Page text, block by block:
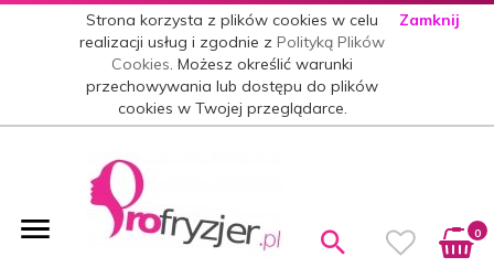
Strona korzysta z plików cookies w celu
realizacji usług i zgodnie zPolityką Plików
Cookies. Możesz określić warunki
przechowywania lub dostępu do plików
cookies w Twojej przeglądarce.
Zamknij
0